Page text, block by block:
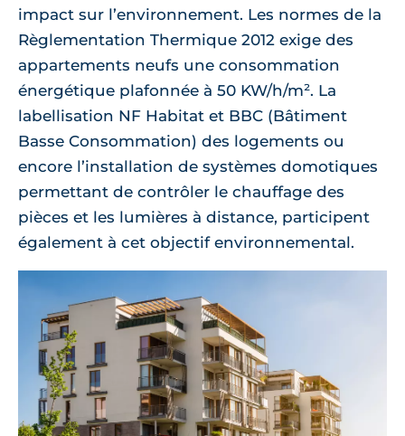
impact sur l’environnement. Les normes de la
Règlementation Thermique 2012 exige des
appartements neufs une consommation
énergétique plafonnée à 50 KW/h/m². La
labellisation NF Habitat et BBC (Bâtiment
Basse Consommation) des logements ou
encore l’installation de systèmes domotiques
permettant de contrôler le chauffage des
pièces et les lumières à distance, participent
également à cet objectif environnemental.